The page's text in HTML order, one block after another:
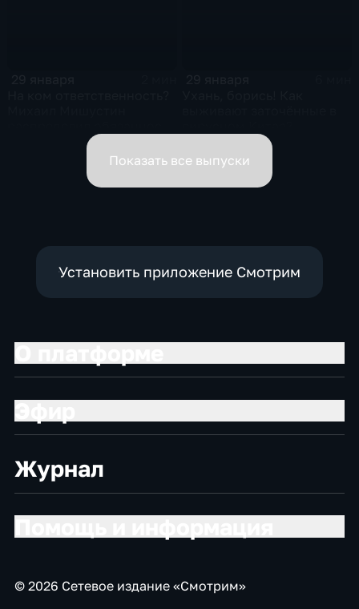
вице-премьеров
Показать все выпуски
Установить приложение Смотрим
Журнал
© 2026 Сетевое издание «Смотрим»